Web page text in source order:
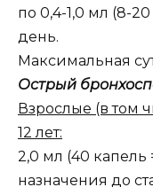
по 0,4-1,0 мл (8-20
день.
Максимальная
Острый
Взрослые (в том
12 лет:
2,0 мл (40
назначения до